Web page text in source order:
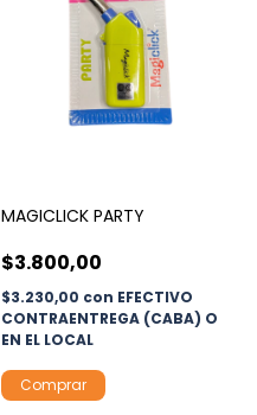
MAGICLICK PARTY
$3.800,00
$3.230,00 con EFECTIVO
CONTRAENTREGA (CABA) O
EN EL LOCAL